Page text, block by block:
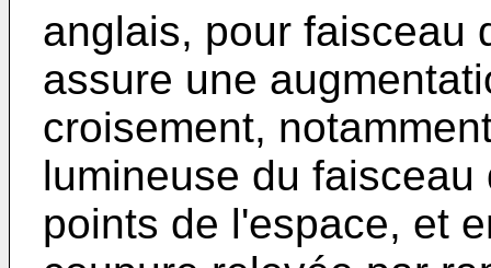
anglais, pour faisceau
assure une
croisement,
lumineuse du
points de l'espace, et